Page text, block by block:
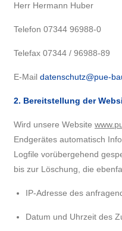
Herr Hermann Huber
Telefon 07344 96988-0
Telefax 07344 / 96988-89
E-Mail datenschutz@pue-
2. Bereitstellung der
Wird unsere Website
Endgerätes automatisch
Logfile vorübergehend
bis zur Löschung, die
IP-Adresse des
Datum und Uhrzeit des